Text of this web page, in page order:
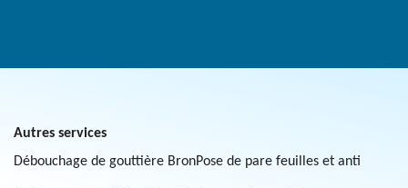
Autres services
Débouchage de gouttière BronPose de pare feuilles et anti